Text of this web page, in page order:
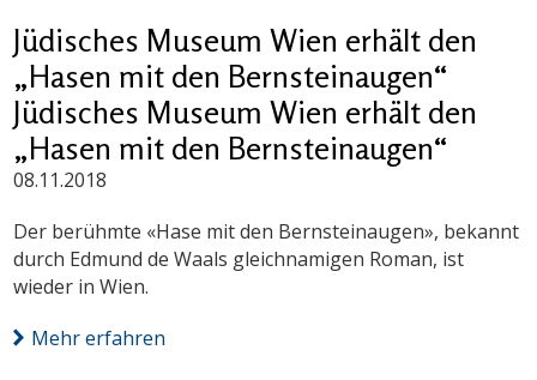
Jüdisches Museum Wien erhält den
„Hasen mit den Bernsteinaugen“
Jüdisches Museum Wien erhält den
„Hasen mit den Bernsteinaugen“
08.11.2018
Der berühmte «Hase mit den Bernsteinaugen», bekannt
durch Edmund de Waals gleichnamigen Roman, ist
wieder in Wien.
Mehr erfahren